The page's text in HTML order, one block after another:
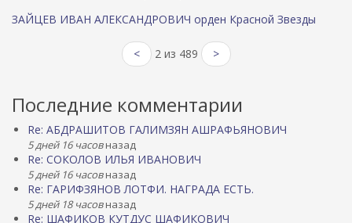
ЗАЙЦЕВ ИВАН АЛЕКСАНДРОВИЧ орден Красной Звезды
< 2 из 489 >
Последние комментарии
Re: АБДРАШИТОВ ГАЛИМЗЯН АШРАФЬЯНОВИЧ
5 дней 16 часовназад
Re: СОКОЛОВ ИЛЬЯ ИВАНОВИЧ
5 дней 16 часовназад
Re: ГАРИФЗЯНОВ ЛОТФИ. НАГРАДА ЕСТЬ.
5 дней 18 часовназад
Re: ШАФИКОВ КУТДУС ШАФИКОВИЧ